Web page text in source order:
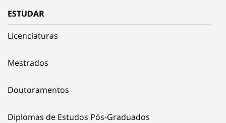
ESTUDAR
Licenciaturas
Mestrados
Doutoramentos
Diplomas de Estudos Pós-Graduados